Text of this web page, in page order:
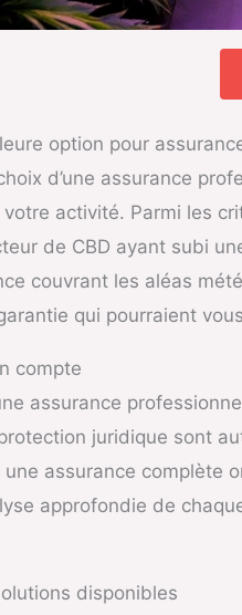
option pour
d’une assurance
activité. Parmi les
de CBD ayant subi
couvrant les aléas
qui pourraient
compte
assurance
juridique sont
assurance
approfondie de
disponibles